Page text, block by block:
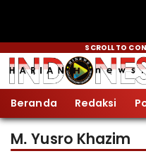
SCROLL TO
Beranda Redaksi
M. Yusro Khazim